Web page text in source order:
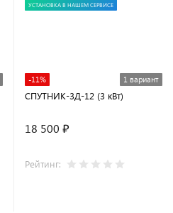
УСТАНОВКА В НАШЕМ СЕРВИСЕ
-11% 1 вариант
СПУТНИК-3Д-12 (3 кВт)
18 500 ₽
Рейтинг: